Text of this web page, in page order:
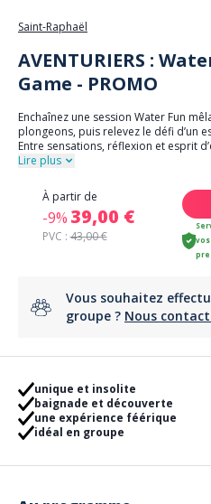
Saint-Raphaël
AVENTURIERS :
Game - PROMO
Enchaînez une session Water Fun
plongeons, puis relevez le défi d’un
Entre sensations, réflexion et esprit
Lire plus
À partir de
-9% 39,00 €
PVC :43,00 €
Vous souhaitez
groupe ? Nous
unique et insolite
baignade et découverte
une expérience féérique
idéal en groupe